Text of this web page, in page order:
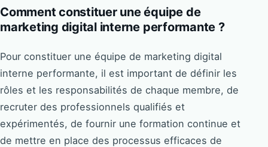
Comment constituer une équipe de
marketing digital interne performante ?
Pour constituer une équipe de marketing digital
interne performante, il est important de définir les
rôles et les responsabilités de chaque membre, de
recruter des professionnels qualifiés et
expérimentés, de fournir une formation continue et
de mettre en place des processus efficaces de